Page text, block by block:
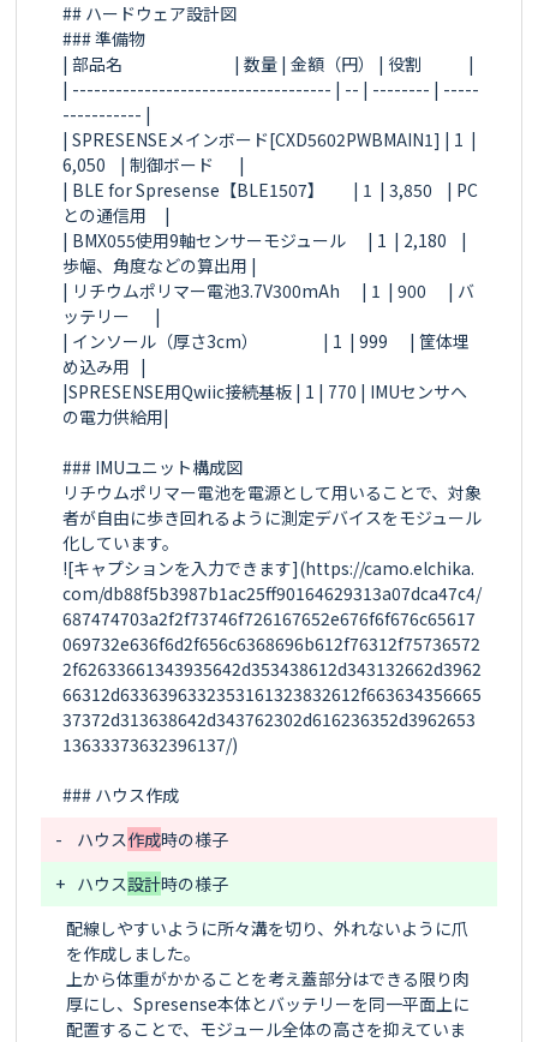
## ハードウェア設計図
### 準備物
| 部品名                               | 数量 | 金額（円） | 役割             |
| ------------------------------------ | -- | -------- | -----
----------- |
| SPRESENSEメインボード[CXD5602PWBMAIN1] | 1  |
6,050    | 制御ボード       |
| BLE for Spresense【BLE1507】        | 1  | 3,850    | PC
との通信用     |
| BMX055使用9軸センサーモジュール      | 1  | 2,180    |
歩幅、角度などの算出用 |
| リチウムポリマー電池3.7V300mAh      | 1  | 900      | バ
ッテリー       |
| インソール（厚さ3cm）                  | 1  | 999      | 筐体埋
め込み用   |
|SPRESENSE用Qwiic接続基板 | 1 | 770 | IMUセンサへ
の電力供給用|
### IMUユニット構成図
リチウムポリマー電池を電源として用いることで、対象
者が自由に歩き回れるように測定デバイスをモジュール
化しています。
![キャプションを入力できます](https://camo.elchika.
com/db88f5b3987b1ac25ff90164629313a07dca47c4/
687474703a2f2f73746f726167652e676f6f676c65617
069732e636f6d2f656c6368696b612f76312f75736572
2f62633661343935642d353438612d343132662d3962
66312d6336396332353161323832612f663634356665
37372d313638642d343762302d616236352d3962653
13633373632396137/)
-
ハウス作成
時の様子
+ ハウス設計
時の様子
配線しやすいように所々溝を切り、外れないように爪
を作成しました。
上から体重がかかることを考え蓋部分はできる限り肉
厚にし、Spresense本体とバッテリーを同一平面上に
配置することで、モジュール全体の高さを抑えていま